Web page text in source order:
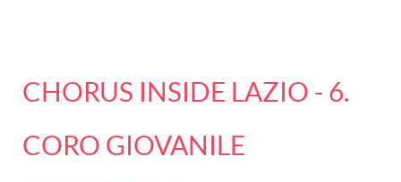
CHORUS INSIDE LAZIO - 6.
CORO GIOVANILE